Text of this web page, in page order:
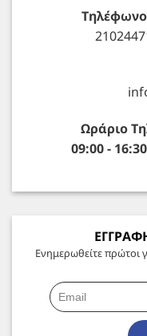
Τηλέφωνο
Ωράριο
09:00 - 16:30
Ενημερωθείτε πρώτοι